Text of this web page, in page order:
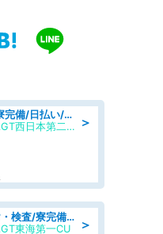
＞
自動車製品の加工・運搬/寮完備/日払い/工場・製造
UTエージェント株式会社AGT西日本第二CU
＞
半導体製品の加工・組付け・検査/寮完備/日勤/日払い/工場・製造
東海第一CU